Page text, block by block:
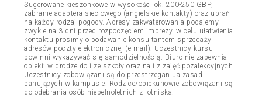
Sugerowane kieszonkowe w wysokości ok. 200-250 GBP;
zabranie adaptera sieciowego (angielskie kontakty) oraz ubrań
na każdy rodzaj pogody. Adresy zakwaterowania podajemy
zwykle na 3 dni przed rozpoczęciem imprezy, w celu ułatwienia
kontaktu prosimy o podawanie konsultantom sprzedaży
adresów poczty elektronicznej (e-mail). Uczestnicy kursu
powinni wykazywać się samodzielnością. Biuro nie zapewnia
opieki: w drodze do i ze szkoły oraz na i z zajęć pozalekcyjnych.
Uczestnicy zobowiązani są do przestrzeganiua zasad
panujących w kampusie. Rodzice/opiekunowie zobowiązani są
do odebrania osób niepełnoletnich z lotniska.